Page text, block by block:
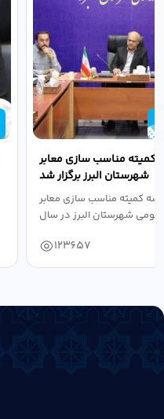
کمیته مناسب سازی معابر
شهرستان البرز برگزار شد
کمیته مناسب سازی معابر
شهرستان البرز در سال
123657